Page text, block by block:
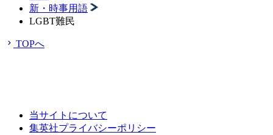
新・時事用語
LGBT難民
TOPへ
当サイトについて
集英社プライバシーポリシー